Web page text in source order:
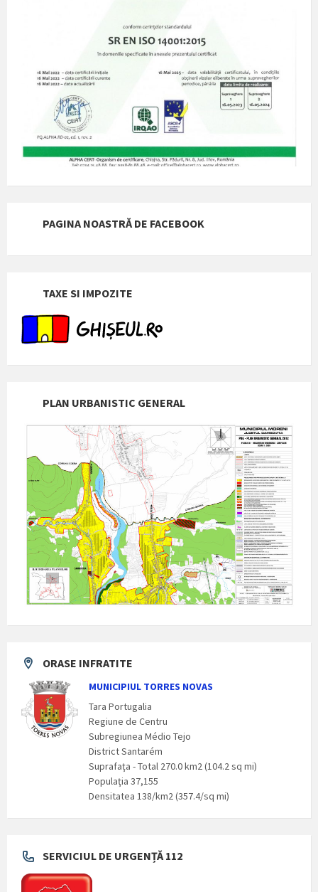
PAGINA NOASTRĂ DE FACEBOOK
TAXE SI IMPOZITE
PLAN URBANISTIC GENERAL
ORASE INFRATITE
MUNICIPIUL TORRES NOVAS
Tara Portugalia
Regiune de Centru
Subregiunea Médio Tejo
District Santarém
Suprafaţa - Total 270.0 km2 (104.2 sq mi)
Populaţia 37,155
Densitatea 138/km2 (357.4/sq mi)
SERVICIUL DE URGENȚĂ 112